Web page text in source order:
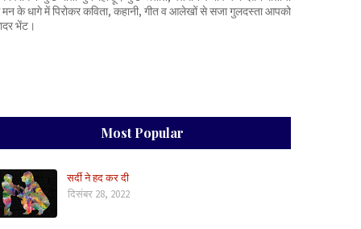
के धागे में पिरोकर कविता, कहानी, गीत व आलेखों से सजा गुलदस्ता आपको
भेंट।
Most Popular
सर्दी ने हद कर दी
दिसंबर 28, 2022